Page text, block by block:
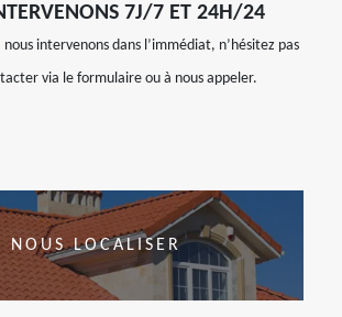
7J/7 ET 24H/24
nous intervenons dans l’immédiat, n’hésitez pas
via le formulaire ou à nous appeler.
NOUS LOCALISER